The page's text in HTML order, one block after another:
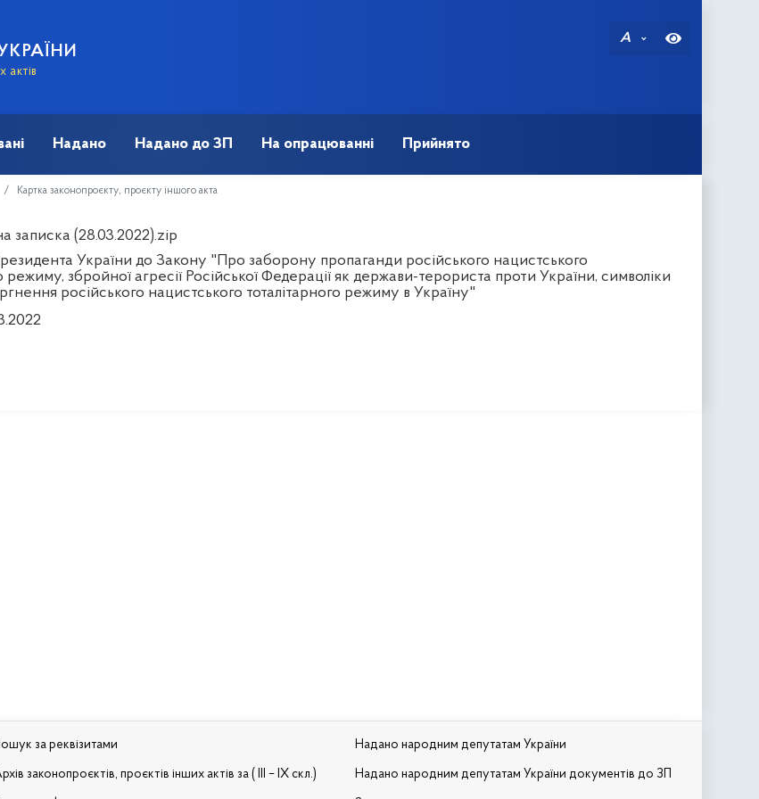
актів
A
Надано Надано до ЗП На опрацюванні Прийнято
Картка законопроєкту, проєкту іншого акта
записка (28.03.2022).zip
України до Закону "Про заборону пропаганди російського нацистського
режиму, збройної агресії Російської Федерації як держави-терориста проти України, символіки
російського нацистського тоталітарного режиму в Україну"
за реквізитами
законопроєктів, проєктів інших актів за ( III – IX скл.)
Надано народним депутатам України
Надано народним депутатам України документів до ЗП